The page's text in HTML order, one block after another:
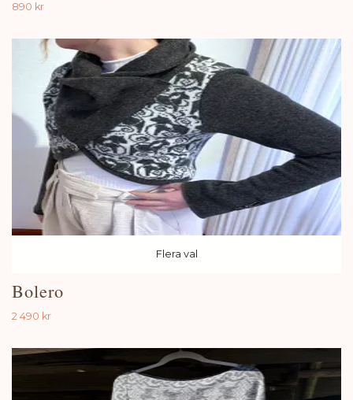
890 kr
Flera val
Bolero
2 490 kr